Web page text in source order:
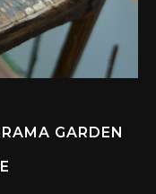
GARDEN